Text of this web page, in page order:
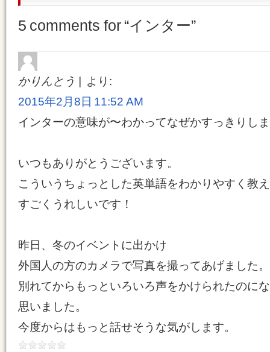
5 comments for “インター”
かりんとう
より:
2015年2月8日 11:52 AM
インターの意味が〜わかってなぜかすっきりし
いつもありがとうございます。
こういうちょっとした英単語をわかりやすく教
すごくうれしいです！
昨日、冬のイベントに出かけ
外国人の方のカメラで写真を撮ってあげました。
別れてからもっといろいろ声をかけられたのに
思いました。
今度からはもっと話せそうな気がします。